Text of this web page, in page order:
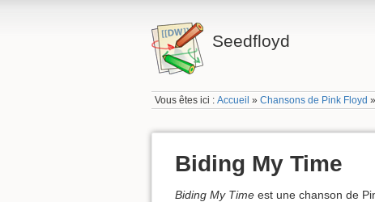
Seedfloyd
Vous êtes ici :Accueil »Chansons de Pink Floyd »
Biding My Time
Biding My Time est une chanson de